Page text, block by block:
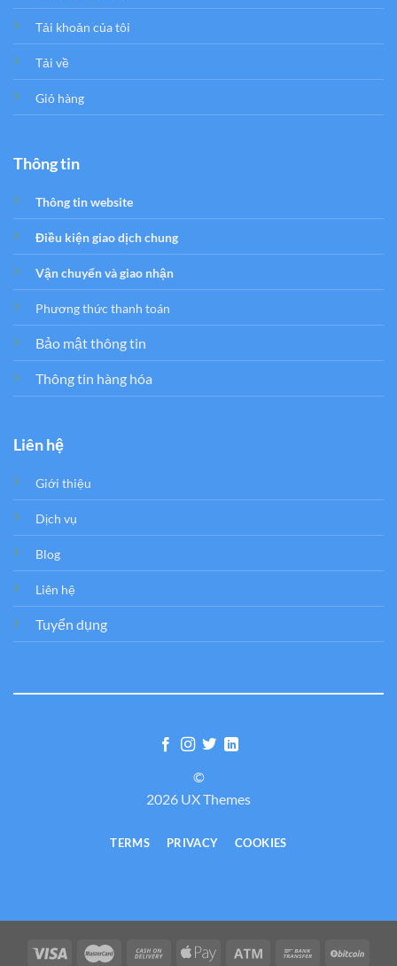
Tải khoản của tôi
Tải về
Giỏ hàng
Thông tin
Thông tin website
Điều kiện giao dịch chung
Vận chuyển và giao nhận
Phương thức thanh toán
Bảo mật thông tin
Thông tin hàng hóa
Liên hệ
Giới thiệu
Dịch vụ
Blog
Liên hệ
Tuyển dụng
©
2026 UX Themes
TERMS PRIVACY COOKIES